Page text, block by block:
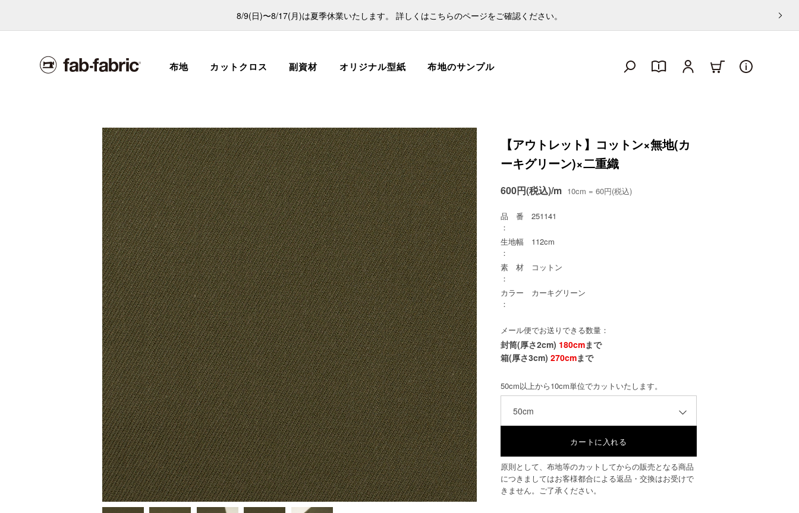
8/9(日)〜8/17(月)は夏季休業いたします。 詳しくはこちらのページをご確認ください。
布地 カットクロス 副資材 オリジナル型紙 布地のサンプル
【アウトレット】コットン×無地(カ
ーキグリーン)×二重織
600円(税込)/m 10cm = 60円(税込)
品 番
：
251141
生地幅
：
112cm
素 材
：
コットン
カラー
：
カーキグリーン
メール便でお送りできる数量：
封筒(厚さ2cm) 180cmまで
箱(厚さ3cm) 270cmまで
50cm以上から10cm単位でカットいたします。
50cm
原則として、布地等のカットしてからの販売となる商品
につきましてはお客様都合による返品・交換はお受けで
きません。ご了承ください。